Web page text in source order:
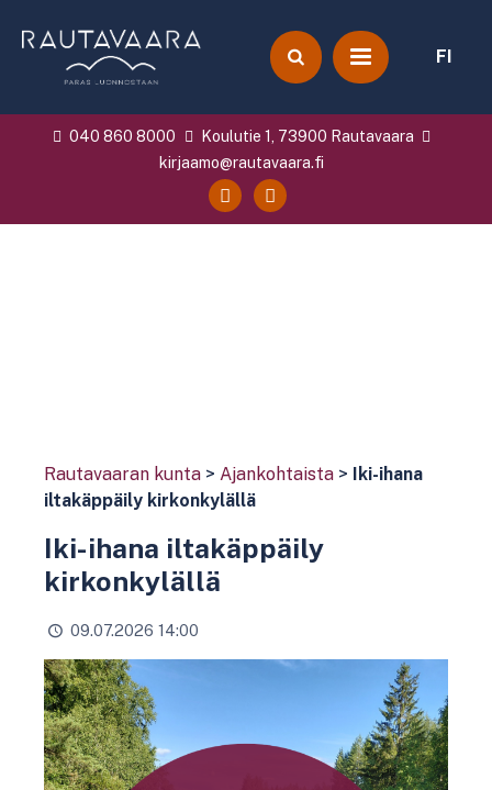
FI
040 860 8000
Koulutie 1, 73900 Rautavaara
kirjaamo@rautavaara.fi
Rautavaaran kunta > Ajankohtaista > Iki-ihana
iltakäppäily kirkonkylällä
Iki-ihana iltakäppäily
kirkonkylällä
09.07.2026 14:00